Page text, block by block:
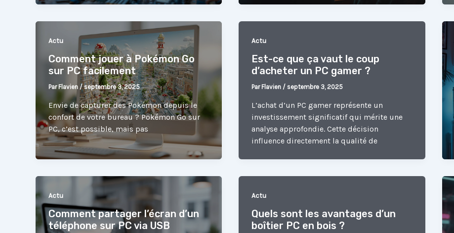
Actu
Comment jouer à Pokémon Go
sur PC facilement
ParFlavien /septembre 3, 2025
Envie de capturer des Pokémon depuis le
confort de votre bureau ? Pokémon Go sur
PC, c’est possible, mais pas
Actu
Est-ce que ça vaut le coup
d’acheter un PC gamer ?
Par Flavien / septembre 3, 2025
L’achat d’un PC gamer représente un
investissement significatif qui mérite une
analyse approfondie. Cette décision
influence directement la qualité de
Actu
Comment partager l’écran d’un
téléphone sur PC via USB
Actu
Quels sont les avantages d’un
boîtier PC en bois ?